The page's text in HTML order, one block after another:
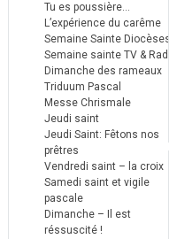
Tu es poussière…
L’expérience du carême
Semaine Sainte Diocèses
Semaine sainte TV & Radio
Dimanche des rameaux
Triduum Pascal
Messe Chrismale
Jeudi saint
Jeudi Saint: Fêtons nos
prêtres
Vendredi saint – la croix
Samedi saint et vigile
pascale
Dimanche – Il est
réssuscité !